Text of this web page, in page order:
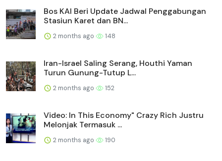
Bos KAI Beri Update Jadwal Penggabungan
Stasiun Karet dan BN...
2 months ago 148
Iran-Israel Saling Serang, Houthi Yaman
Turun Gunung-Tutup L...
2 months ago 152
Video: In This Economy" Crazy Rich Justru
Melonjak Termasuk ...
2 months ago 190